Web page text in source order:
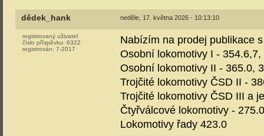
dědek_hank neděle, 17. května 2026 - 10:13:10
registrovaný uživatel
číslo příspěvku: 6322
registrován: 7-2017
Nabízím na prodej publikace
Osobní lokomotivy I -
Osobní lokomotivy II - 365.0,
Trojčité lokomotivy ČSD II -
Trojčité lokomotivy ČSD III a
Čtyřválcové lokomotivy -
Lokomotivy řady 423.0